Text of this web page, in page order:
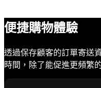
便捷購物體驗
透過保存顧客的訂單寄送
時間，除了能促進更頻繁